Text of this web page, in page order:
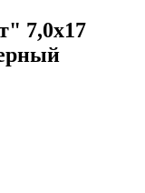
7,0x17